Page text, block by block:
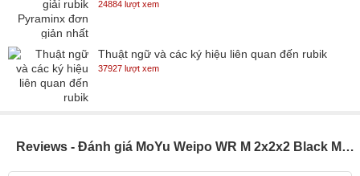
24884 lượt xem
Thuật ngữ và các ký hiệu liên quan đến rubik
37927 lượt xem
Reviews - Đánh giá MoYu Weipo WR M 2x2x2 Black Magnetic (có nam châm ) - SP005183